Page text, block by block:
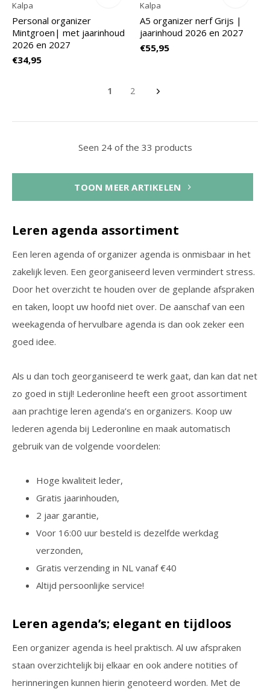
Kalpa
Personal organizer
Mintgroen| met jaarinhoud
2026 en 2027
€34,95
Kalpa
A5 organizer nerf Grijs |
jaarinhoud 2026 en 2027
€55,95
1 2
Seen 24 of the 33 products
TOON MEER ARTIKELEN
Leren agenda assortiment
Een leren agenda of organizer agenda is onmisbaar in het
zakelijk leven. Een georganiseerd leven vermindert stress.
Door het overzicht te houden over de geplande afspraken
en taken, loopt uw hoofd niet over. De aanschaf van een
weekagenda of hervulbare agenda is dan ook zeker een
goed idee.
Als u dan toch georganiseerd te werk gaat, dan kan dat net
zo goed in stijl! Lederonline heeft een groot assortiment
aan prachtige leren agenda’s en organizers. Koop uw
lederen agenda bij Lederonline en maak automatisch
gebruik van de volgende voordelen:
Hoge kwaliteit leder,
Gratis jaarinhouden,
2 jaar garantie,
Voor 16:00 uur besteld is dezelfde werkdag
verzonden,
Gratis verzending in NL vanaf €40
Altijd persoonlijke service!
Leren agenda’s; elegant en tijdloos
Een organizer agenda is heel praktisch. Al uw afspraken
staan overzichtelijk bij elkaar en ook andere notities of
herinneringen kunnen hierin genoteerd worden. Met de